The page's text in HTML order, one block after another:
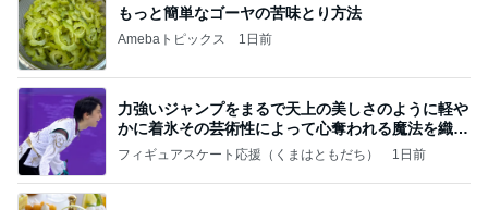
もっと簡単なゴーヤの苦味とり方法
Amebaトピックス 1日前
力強いジャンプをまるで天上の美しさのように軽や
かに着氷その芸術性によって心奪われる魔法を織り
なす
フィギュアスケート応援（くまはともだち） 1日前